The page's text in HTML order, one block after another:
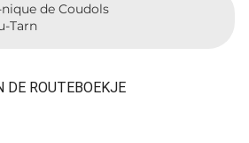
de Coudols
Tarn
DE ROUTEBOEKJE